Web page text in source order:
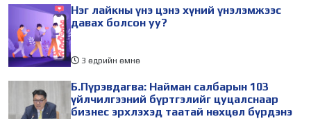
Нийслэлийн
айлчлалынхаа хүрээнд
Нэг лайкны үнэ цэнэ хүний үнэлэмжээс
давах болсон уу?
3 өдрийн өмнө
Б.Пүрэвдагва: Найман салбарын 103
үйлчилгээний бүртгэлийг цуцалснаар
бизнес эрхлэхэд таатай нөхцөл бүрдэнэ